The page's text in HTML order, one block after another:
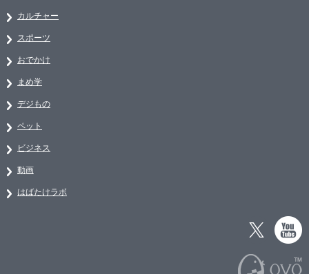
カルチャー
スポーツ
おでかけ
まめ学
デジもの
ペット
ビジネス
動画
はばたけラボ